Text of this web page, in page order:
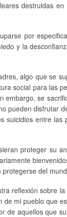
destruidas
por
y la
algo que se
social para las
embargo, se
pueden disfrutar
suicidios entre las
proteger su
del
reflexión sobre
de mi pueblo que
de aquellos que